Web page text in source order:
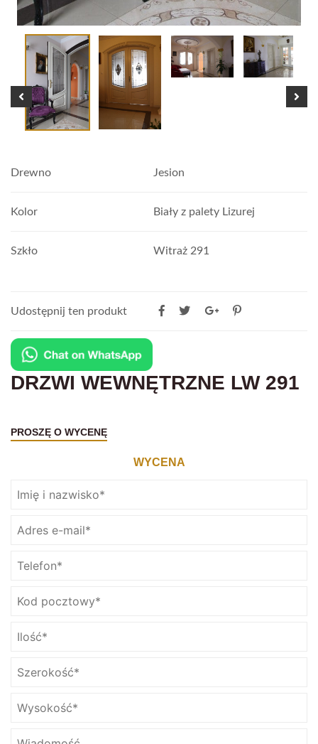
Drewno Jesion
Kolor Biały z palety Lizurej
Szkło Witraż 291
Udostępnij ten produkt
DRZWI WEWNĘTRZNE LW 291
PROSZĘ O WYCENĘ
WYCENA